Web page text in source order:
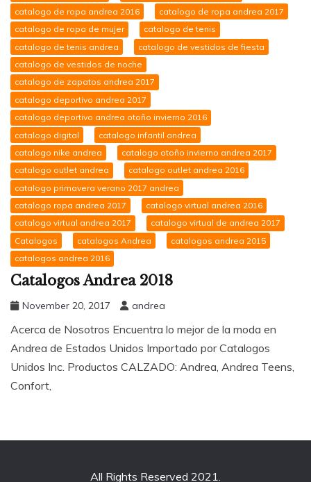
catalogo de ropa andrea 2016
catalogo de ropa andrea 2017
catalogo de ropa de mujer
catalogo de tenis
catalogo de tenis andrea
catalogo de vestidos de fiesta
catalogo de vestidos de noche
catalogo de zapatos andrea 2017
catalogo deportivo andrea 2017
catalogo deportivo andrea otoño invierno 2016
catalogo digital
catalogo infantil andrea
catalogo nike andrea
catalogo otoño invierno andrea 2017
catalogo outlet andrea
catalogo outlet andrea 2016
catalogo primavera verano 2017 andrea
catalogo ropa andrea 2017
catalogo virtual andrea 2016
catalogo virtual andrea 2017
catalogo virtual de andrea 2017
Catalogos
catalogos Andrea
catalogos andrea 2015
catalogos andrea 2016
Catalogos Andrea 2018
November 20, 2017 andrea
Acerca de Nosotros Encuentra lo mejor de la moda en
Andrea de Estados Unidos Importado por Catalogos
Unidos Inc. Productos CALZADO: Andrea, Andrea Teens,
Confort,
All Rights Reserved 2021.